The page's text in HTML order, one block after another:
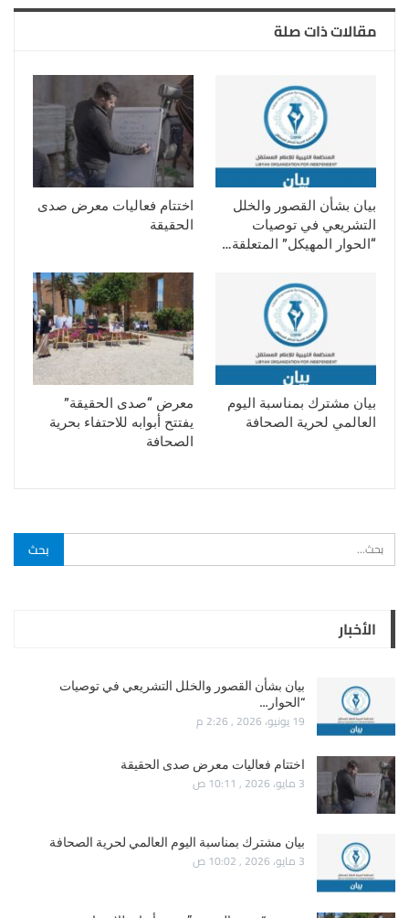
مقالات ذات صلة
بيان بشأن القصور والخلل
التشريعي في توصيات
“الحوار المهيكل” المتعلقة…
اختتام فعاليات معرض صدى
الحقيقة
بيان مشترك بمناسبة اليوم
العالمي لحرية الصحافة
معرض “صدى الحقيقة”
يفتتح أبوابه للاحتفاء بحرية
الصحافة
الأخبار
بيان بشأن القصور والخلل التشريعي في توصيات
“الحوار…
19 يونيو، 2026 , 2:26 م
اختتام فعاليات معرض صدى الحقيقة
3 مايو، 2026 , 10:11 ص
بيان مشترك بمناسبة اليوم العالمي لحرية الصحافة
3 مايو، 2026 , 10:02 ص